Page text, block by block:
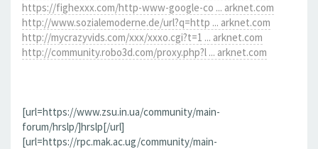
https://fighexxx.com/http-www-google-co ... arknet.com
http://www.sozialemoderne.de/url?q=http ... arknet.com
http://mycrazyvids.com/xxx/xxxo.cgi?t=1 ... arknet.com
http://community.robo3d.com/proxy.php?l ... arknet.com
[url=https://www.zsu.in.ua/community/main-
forum/hrslp/]hrslp[/url]
[url=https://rpc.mak.ac.ug/community/main-